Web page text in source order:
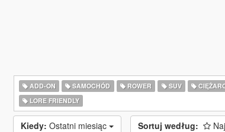
ADD-ON SAMOCHÓD ROWER SUV
LORE FRIENDLY
Kiedy: Ostatni miesiąc Sortuj według: